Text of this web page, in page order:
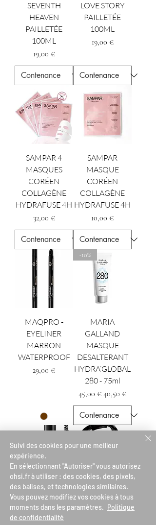
SEVENTH
HEAVEN
PAILLETÉE
100ML
Precio
19,00 €
LOVE STORY
PAILLETÉE
100ML
Precio
19,00 €
SAMPAR 4
MASQUES
CORÉEN
COLLAGÈNE
HYDRAFUSE 4H
Precio
32,00 €
SAMPAR
MASQUE
CORÉEN
COLLAGÈNE
HYDRAFUSE 4H
Precio
10,00 €
MAQPRO -
EYELINER
MARRON
WATERPROOF
Precio
29,00 €
-10%
MARIA
GALLAND
MASQUE
DESALTERANT
HYDRA’GLOBAL
280 - 75ml
Precio
45,00 € Precio de oferta
40,50 €
LE SOURCIL - LE
GEL FIXATEUR
Precio
25,00 €
MAQPRO
CONTOURING
Suivi des cookies pour une meilleur
expérience.
En sélectionnant "Autoriser" vous autorisez
ohsi.fr à utiliser : des cookies, des pixels,
des balises, et technologies similaires.
Vous pouvez modifiez vos cookies à tous
moments dans les paramètres. Politique
de confidentialité